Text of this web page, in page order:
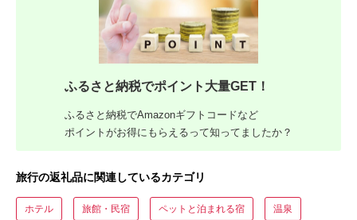
ふるさと納税でポイント大量GET！
ふるさと納税でAmazonギフトコードなど
ポイントがお得にもらえるって知ってましたか？
旅行の返礼品に関連しているカテゴリ
ホテル 旅館・民宿 ペットと泊まれる宿 温泉